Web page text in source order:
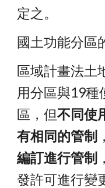
定之。
國土功能分區
區域計畫法土
用分區與19種
區，但不同使
有相同的管制
編訂進行管制
發許可進行變